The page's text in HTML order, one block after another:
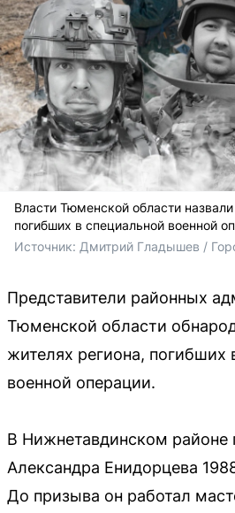
Власти Тюменской области
погибших в специальной военной
Источник: Дмитрий Гладышев /
Представители районных
Тюменской области
жителях региона, погибших
военной операции.
В Нижнетавдинском районе
Александра Енидорцева
До призыва он работал